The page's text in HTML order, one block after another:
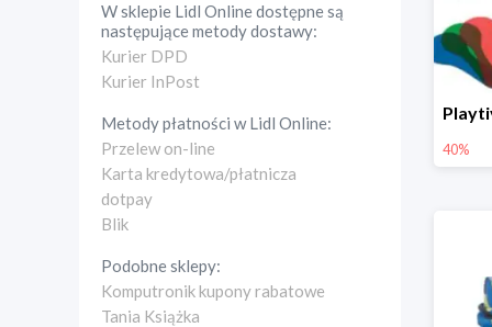
W sklepie Lidl Onlinedostępne są
następujące metody dostawy:
Kurier DPD
Kurier InPost
Metody płatności wLidl Online:
Przelew on-line
Karta kredytowa/płatnicza
dotpay
Blik
Podobne sklepy:
Komputronik kupony rabatowe
Tania Książka
40%